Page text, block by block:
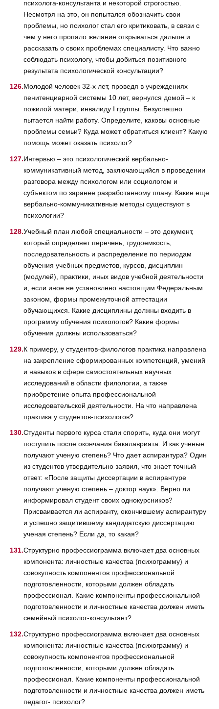
психолога-консультанта и некоторой строгостью.
Несмотря на это, он попытался обозначить свои
проблемы, но психолог стал его критиковать, в связи с
чем у него пропало желание открываться дальше и
рассказать о своих проблемах специалисту. Что важно
соблюдать психологу, чтобы добиться позитивного
результата психологической консультации?
Молодой человек 32-х лет, проведя в учреждениях
пенитенциарной системы 10 лет, вернулся домой – к
пожилой матери, инвалиду I группы. Безуспешно
пытается найти работу. Определите, каковы основные
проблемы семьи? Куда может обратиться клиент? Какую
помощь может оказать психолог?
Интервью – это психологический вербально-
коммуникативный метод, заключающийся в проведении
разговора между психологом или социологом и
субъектом по заранее разработанному плану. Какие еще
вербально-коммуникативные методы существуют в
психологии?
Учебный план любой специальности – это документ,
который определяет перечень, трудоемкость,
последовательность и распределение по периодам
обучения учебных предметов, курсов, дисциплин
(модулей), практики, иных видов учебной деятельности
и, если иное не установлено настоящим Федеральным
законом, формы промежуточной аттестации
обучающихся. Какие дисциплины должны входить в
программу обучения психологов? Какие формы
обучения должны использоваться?
К примеру, у студентов-филологов практика направлена
на закрепление сформированных компетенций, умений
и навыков в сфере самостоятельных научных
исследований в области филологии, а также
приобретение опыта профессиональной
исследовательской деятельности. На что направлена
практика у студентов-психологов?
Студенты первого курса стали спорить, куда они могут
поступить после окончания бакалавриата. И как ученые
получают ученую степень? Что дает аспирантура? Один
из студентов утвердительно заявил, что знает точный
ответ: «После защиты диссертации в аспирантуре
получают ученую степень – доктор наук». Верно ли
информировал студент своих однокурсников?
Присваивается ли аспиранту, окончившему аспирантуру
и успешно защитившему кандидатскую диссертацию
ученая степень? Если да, то какая?
Структурно профессиограмма включает два основных
компонента: личностные качества (психограмму) и
совокупность компонентов профессиональной
подготовленности, которыми должен обладать
профессионал. Какие компоненты профессиональной
подготовленности и личностные качества должен иметь
семейный психолог-консультант?
Структурно профессиограмма включает два основных
компонента: личностные качества (психограмму) и
совокупность компонентов профессиональной
подготовленности, которыми должен обладать
профессионал. Какие компоненты профессиональной
подготовленности и личностные качества должен иметь
педагог- психолог?